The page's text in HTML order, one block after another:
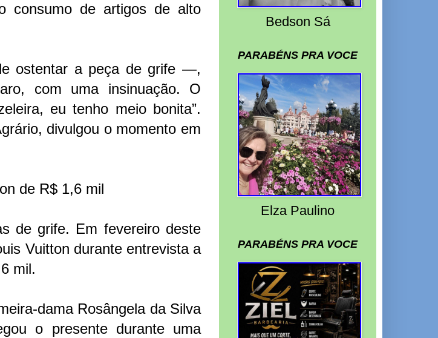
consumo de artigos de alto
ostentar a peça de grife —,
com uma insinuação. O
eu tenho meio bonita”.
divulgou o momento em
de R$ 1,6 mil
de grife. Em fevereiro deste
Vuitton durante entrevista a
mil.
dama Rosângela da Silva
o presente durante uma
Bedson Sá
PARABÉNS PRA VOCE
Elza Paulino
PARABÉNS PRA VOCE